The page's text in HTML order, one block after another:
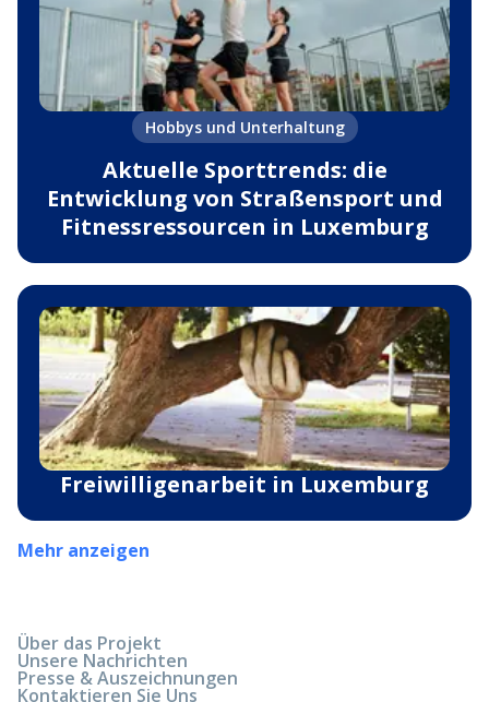
Hobbys und Unterhaltung
Aktuelle Sporttrends: die
Entwicklung von Straßensport und
Fitnessressourcen in Luxemburg
Freiwilligenarbeit in Luxemburg
Mehr anzeigen
Über das Projekt
Unsere Nachrichten
Presse & Auszeichnungen
Kontaktieren Sie Uns